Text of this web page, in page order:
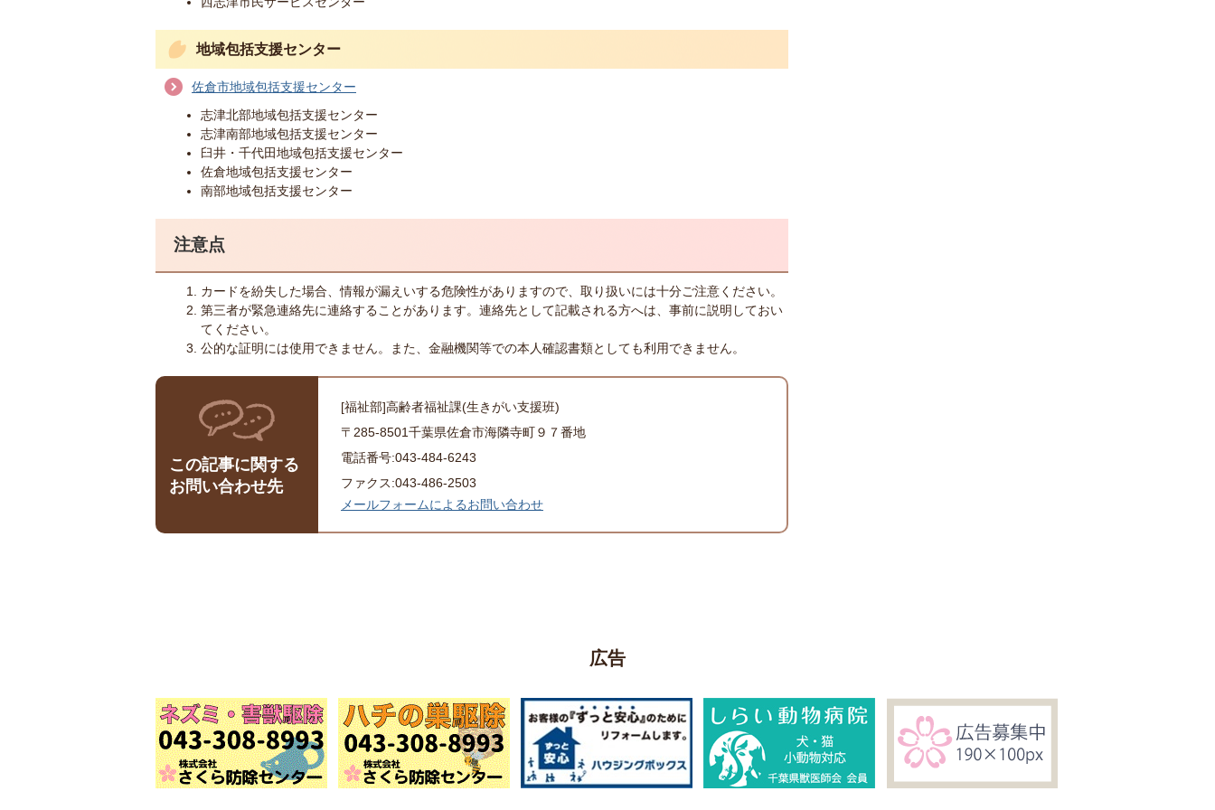
地域包括支援センター
佐倉市地域包括支援センター
志津北部地域包括支援センター
志津南部地域包括支援センター
臼井・千代田地域包括支援センター
佐倉地域包括支援センター
南部地域包括支援センター
注意点
カードを紛失した場合、情報が漏えいする危険性がありますので、取り扱いには十分ご注意ください。
第三者が緊急連絡先に連絡することがあります。連絡先として記載される方へは、事前に説明しておい
てください。
公的な証明には使用できません。また、金融機関等での本人確認書類としても利用できません。
この記事に関する
お問い合わせ先
[福祉部]高齢者福祉課(生きがい支援班)
〒285-8501千葉県佐倉市海隣寺町９７番地
電話番号:043-484-6243
ファクス:043-486-2503
メールフォームによるお問い合わせ
広告